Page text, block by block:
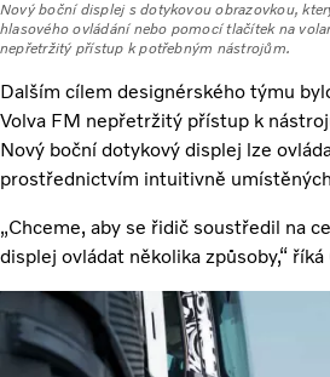
Nový boční displej s dotykovou obrazovkou,
hlasového ovládání nebo pomocí tlačítek na
nepřetržitý přístup k potřebným nástrojům.
Dalším cílem designérského týmu
Volva FM nepřetržitý přístup k
Nový boční dotykový displej lze
prostřednictvím intuitivně
„Chceme, aby se řidič soustředil na
displej ovládat několika způsoby,“ říká